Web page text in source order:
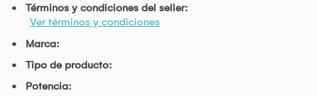
Términos y condiciones del seller:
Ver términos y condiciones
Marca:
Tipo de producto:
Potencia: